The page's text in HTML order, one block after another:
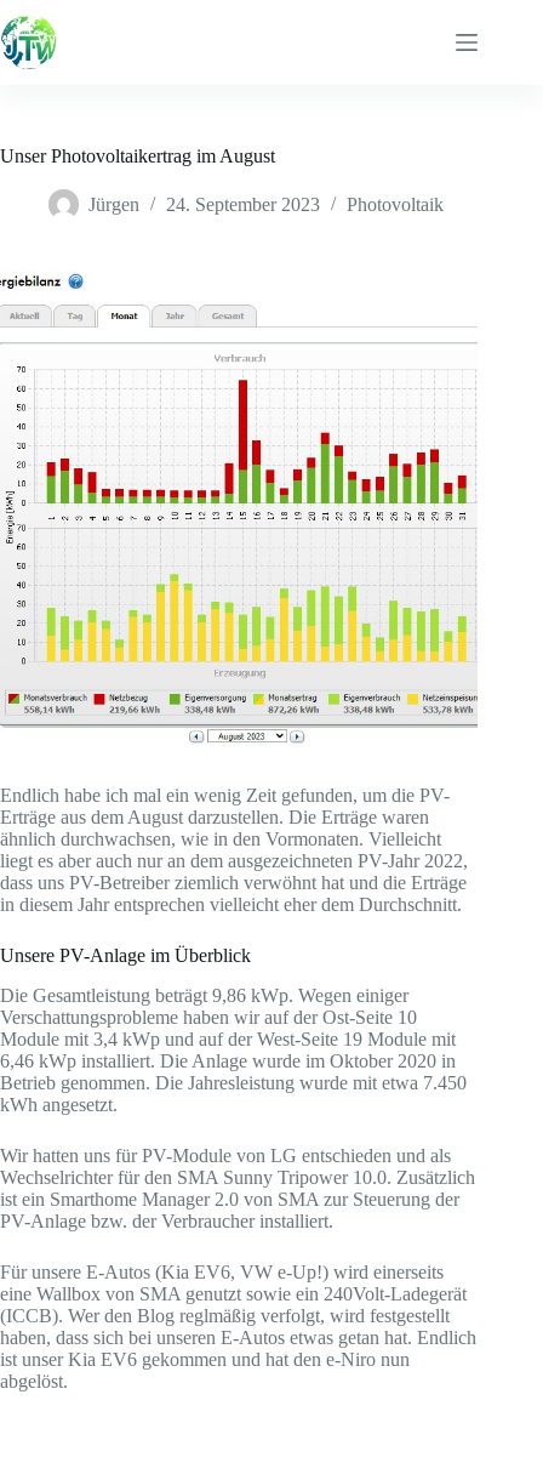
Inhalt
springen
Unser Photovoltaikertrag im August
Jürgen 24. September 2023 Photovoltaik
Endlich habe ich mal ein wenig Zeit gefunden, um die PV-
Erträge aus dem August darzustellen. Die Erträge waren
ähnlich durchwachsen, wie in den Vormonaten. Vielleicht
liegt es aber auch nur an dem ausgezeichneten PV-Jahr 2022,
dass uns PV-Betreiber ziemlich verwöhnt hat und die Erträge
in diesem Jahr entsprechen vielleicht eher dem Durchschnitt.
Unsere PV-Anlage im Überblick
Die Gesamtleistung beträgt 9,86 kWp. Wegen einiger
Verschattungsprobleme haben wir auf der Ost-Seite 10
Module mit 3,4 kWp und auf der West-Seite 19 Module mit
6,46 kWp installiert. Die Anlage wurde im Oktober 2020 in
Betrieb genommen. Die Jahresleistung wurde mit etwa 7.450
kWh angesetzt.
Wir hatten uns für PV-Module von LG entschieden und als
Wechselrichter für den SMA Sunny Tripower 10.0. Zusätzlich
ist ein Smarthome Manager 2.0 von SMA zur Steuerung der
PV-Anlage bzw. der Verbraucher installiert.
Für unsere E-Autos (Kia EV6, VW e-Up!) wird einerseits
eine Wallbox von SMA genutzt sowie ein 240Volt-Ladegerät
(ICCB). Wer den Blog reglmäßig verfolgt, wird festgestellt
haben, dass sich bei unseren E-Autos etwas getan hat. Endlich
ist unser Kia EV6 gekommen und hat den e-Niro nun
abgelöst.